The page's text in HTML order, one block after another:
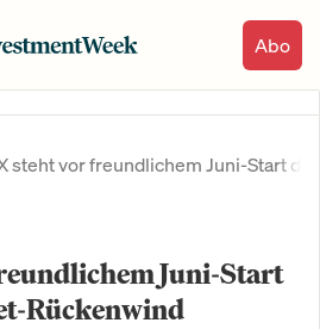
Abo
steht vor freundlichem Juni-Start
Juni-Start
Rückenwind